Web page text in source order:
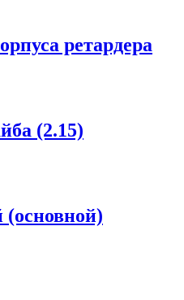
ретардера
(2.15)